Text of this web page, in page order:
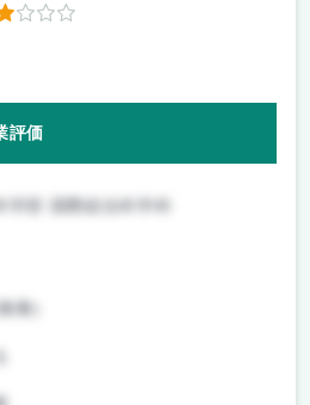
評価
学部 国際総合科学科
養)